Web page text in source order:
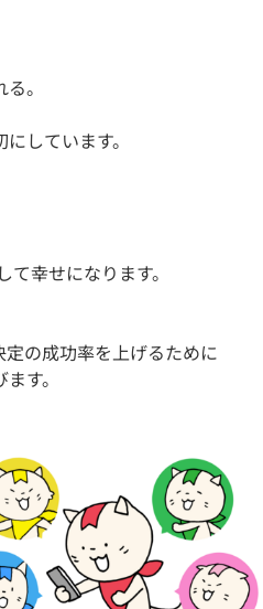
。
しています。
幸せになります。
の成功率を上げるために
す。